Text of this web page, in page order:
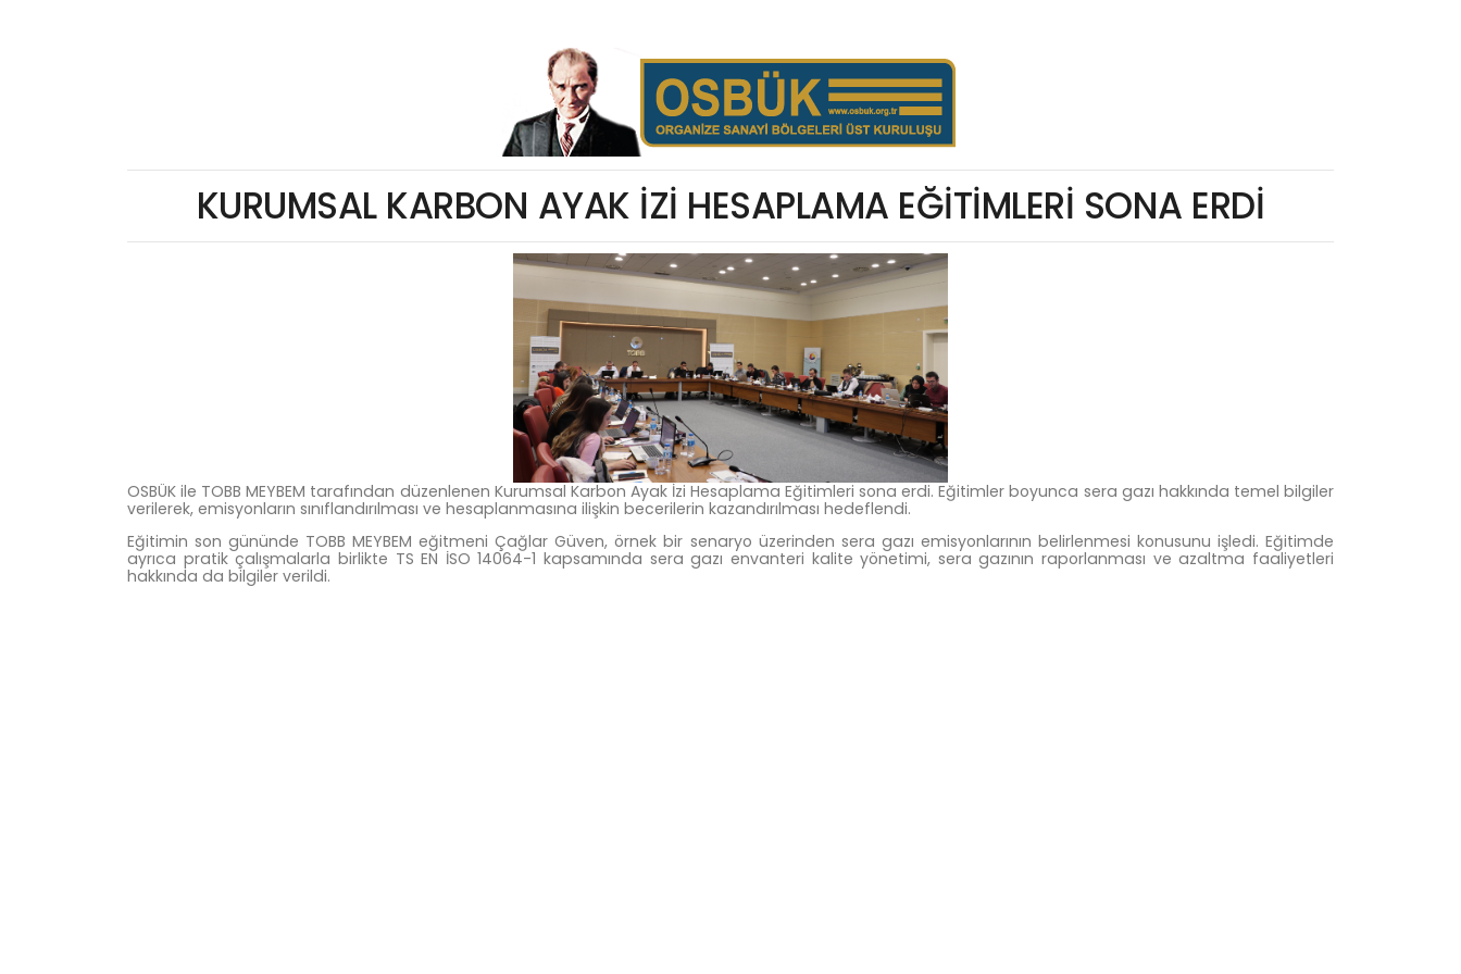
KURUMSAL KARBON AYAK İZİ HESAPLAMA EĞİTİMLERİ SONA ERDİ
OSBÜK ile TOBB MEYBEM tarafından düzenlenen Kurumsal Karbon Ayak İzi Hesaplama Eğitimleri sona erdi. Eğitimler boyunca sera gazı hakkında temel bilgiler
verilerek, emisyonların sınıflandırılması ve hesaplanmasına ilişkin becerilerin kazandırılması hedeflendi.
Eğitimin son gününde TOBB MEYBEM eğitmeni Çağlar Güven, örnek bir senaryo üzerinden sera gazı emisyonlarının belirlenmesi konusunu işledi. Eğitimde
ayrıca pratik çalışmalarla birlikte TS EN İSO 14064-1 kapsamında sera gazı envanteri kalite yönetimi, sera gazının raporlanması ve azaltma faaliyetleri
hakkında da bilgiler verildi.